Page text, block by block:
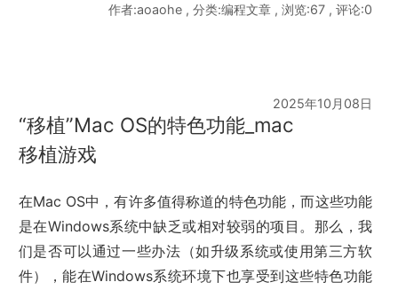
作者:aoaohe , 分类:编程文章 , 浏览:67 , 评论:0
2025年10月08日
“移植”Mac OS的特色功能_mac
移植游戏
在Mac OS中，有许多值得称道的特色功能，而这些功能
是在Windows系统中缺乏或相对较弱的项目。那么，我
们是否可以通过一些办法（如升级系统或使用第三方软
件），能在Windows系统环境下也享受到这些特色功能